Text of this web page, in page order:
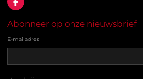
F
a
e
o
o
Abonneer op onze nieuwsbrief
E-mailadres